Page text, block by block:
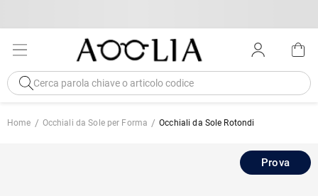
Home Occhiali da Sole per Forma Occhiali da Sole Rotondi
Prova